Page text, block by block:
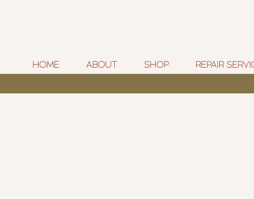
HOME ABOUT SHOP REPAIR